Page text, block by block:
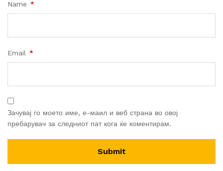
Name *
Email *
Зачувај го моето име, е-маил и веб страна во овој
пребарувач за следниот пат кога ќе коментирам.